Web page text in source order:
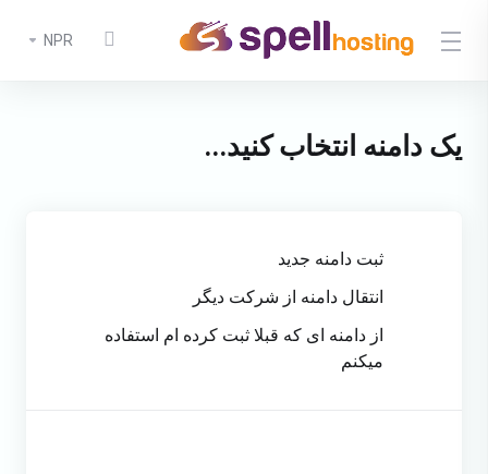
NPR
یک دامنه انتخاب کنید...
ثبت دامنه جدید
انتقال دامنه از شرکت دیگر
از دامنه ای که قبلا ثبت کرده ام استفاده
میکنم